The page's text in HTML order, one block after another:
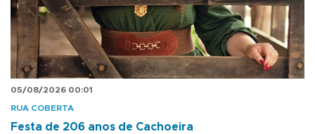
05/08/2026 00:01
RUA COBERTA
Festa de 206 anos de Cachoeira